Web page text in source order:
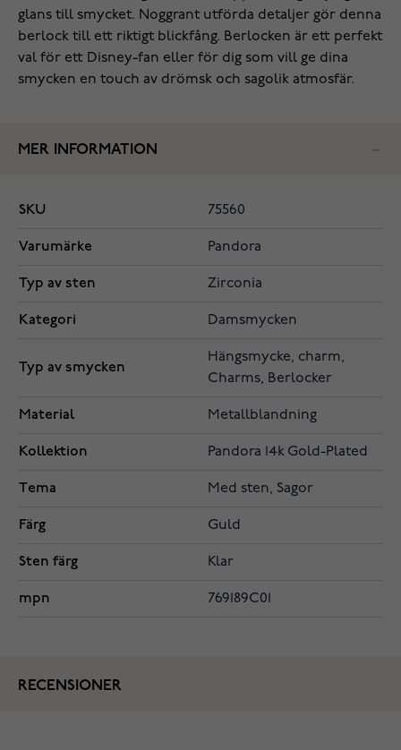
glans till smycket. Noggrant utförda detaljer gör denna
berlock till ett riktigt blickfång. Berlocken är ett perfekt
val för ett Disney-fan eller för dig som vill ge dina
smycken en touch av drömsk och sagolik atmosfär.
MER INFORMATION
SKU 75560
Varumärke Pandora
Typ av sten Zirconia
Kategori Damsmycken
Typ av smycken
Hängsmycke, charm,
Charms, Berlocker
Material Metallblandning
Kollektion Pandora 14k Gold-Plated
Tema Med sten, Sagor
Färg Guld
Sten färg Klar
mpn 769189C01
RECENSIONER